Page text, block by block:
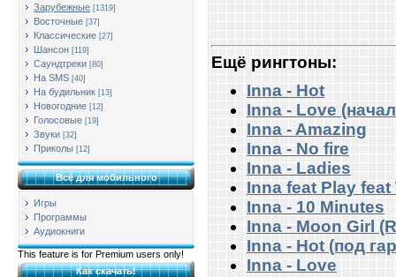
Зарубежные [1319]
Восточные [37]
Классические [27]
Шансон [119]
Саундтреки [80]
На SMS [40]
На будильник [13]
Новогодние [12]
Голосовые [19]
Звуки [32]
Приколы [12]
Всё для мобильного
Игры
Программы
Аудиокниги
This feature is for Premium users only!
Как скачать!
Ещё рингтоны:
Inna - Hot
Inna - Love
Inna - Amazing
Inna - No fire
Inna - Ladies
Inna feat Play
Inna - 10 Minutes
Inna - Moon Girl
Inna - Hot (под
Inna - Love